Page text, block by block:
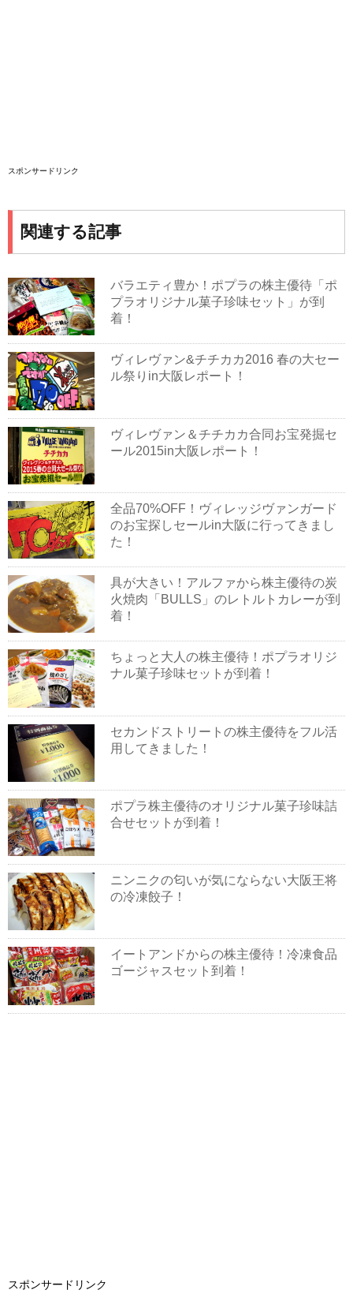
スポンサードリンク
関連する記事
バラエティ豊か！ポプラの株主優待「ポ
プラオリジナル菓子珍味セット」が到
着！
ヴィレヴァン&チチカカ2016 春の大セー
ル祭りin大阪レポート！
ヴィレヴァン＆チチカカ合同お宝発掘セ
ール2015in大阪レポート！
全品70%OFF！ヴィレッジヴァンガード
のお宝探しセールin大阪に行ってきまし
た！
具が大きい！アルファから株主優待の炭
火焼肉「BULLS」のレトルトカレーが到
着！
ちょっと大人の株主優待！ポプラオリジ
ナル菓子珍味セットが到着！
セカンドストリートの株主優待をフル活
用してきました！
ポプラ株主優待のオリジナル菓子珍味詰
合せセットが到着！
ニンニクの匂いが気にならない大阪王将
の冷凍餃子！
イートアンドからの株主優待！冷凍食品
ゴージャスセット到着！
スポンサードリンク